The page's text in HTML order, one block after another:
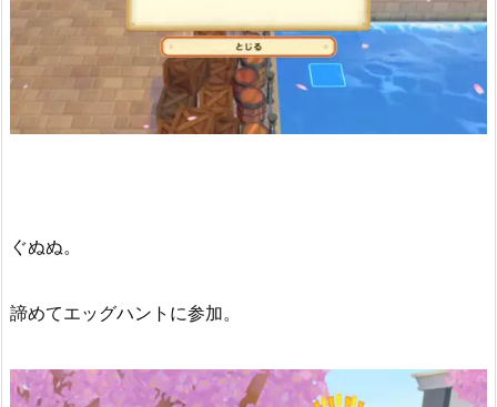
ぐぬぬ。
諦めてエッグハントに参加。